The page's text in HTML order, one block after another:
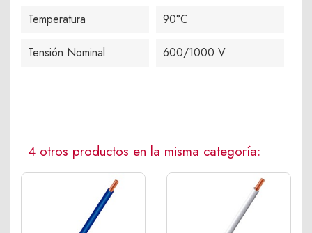
Temperatura 90°C
Tensión Nominal 600/1000 V
4 otros productos en la misma categoría: